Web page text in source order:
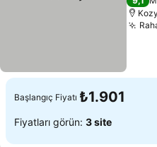
Başlangıç Fiyatı ₺1.901
Fiyatları görün: 3 site